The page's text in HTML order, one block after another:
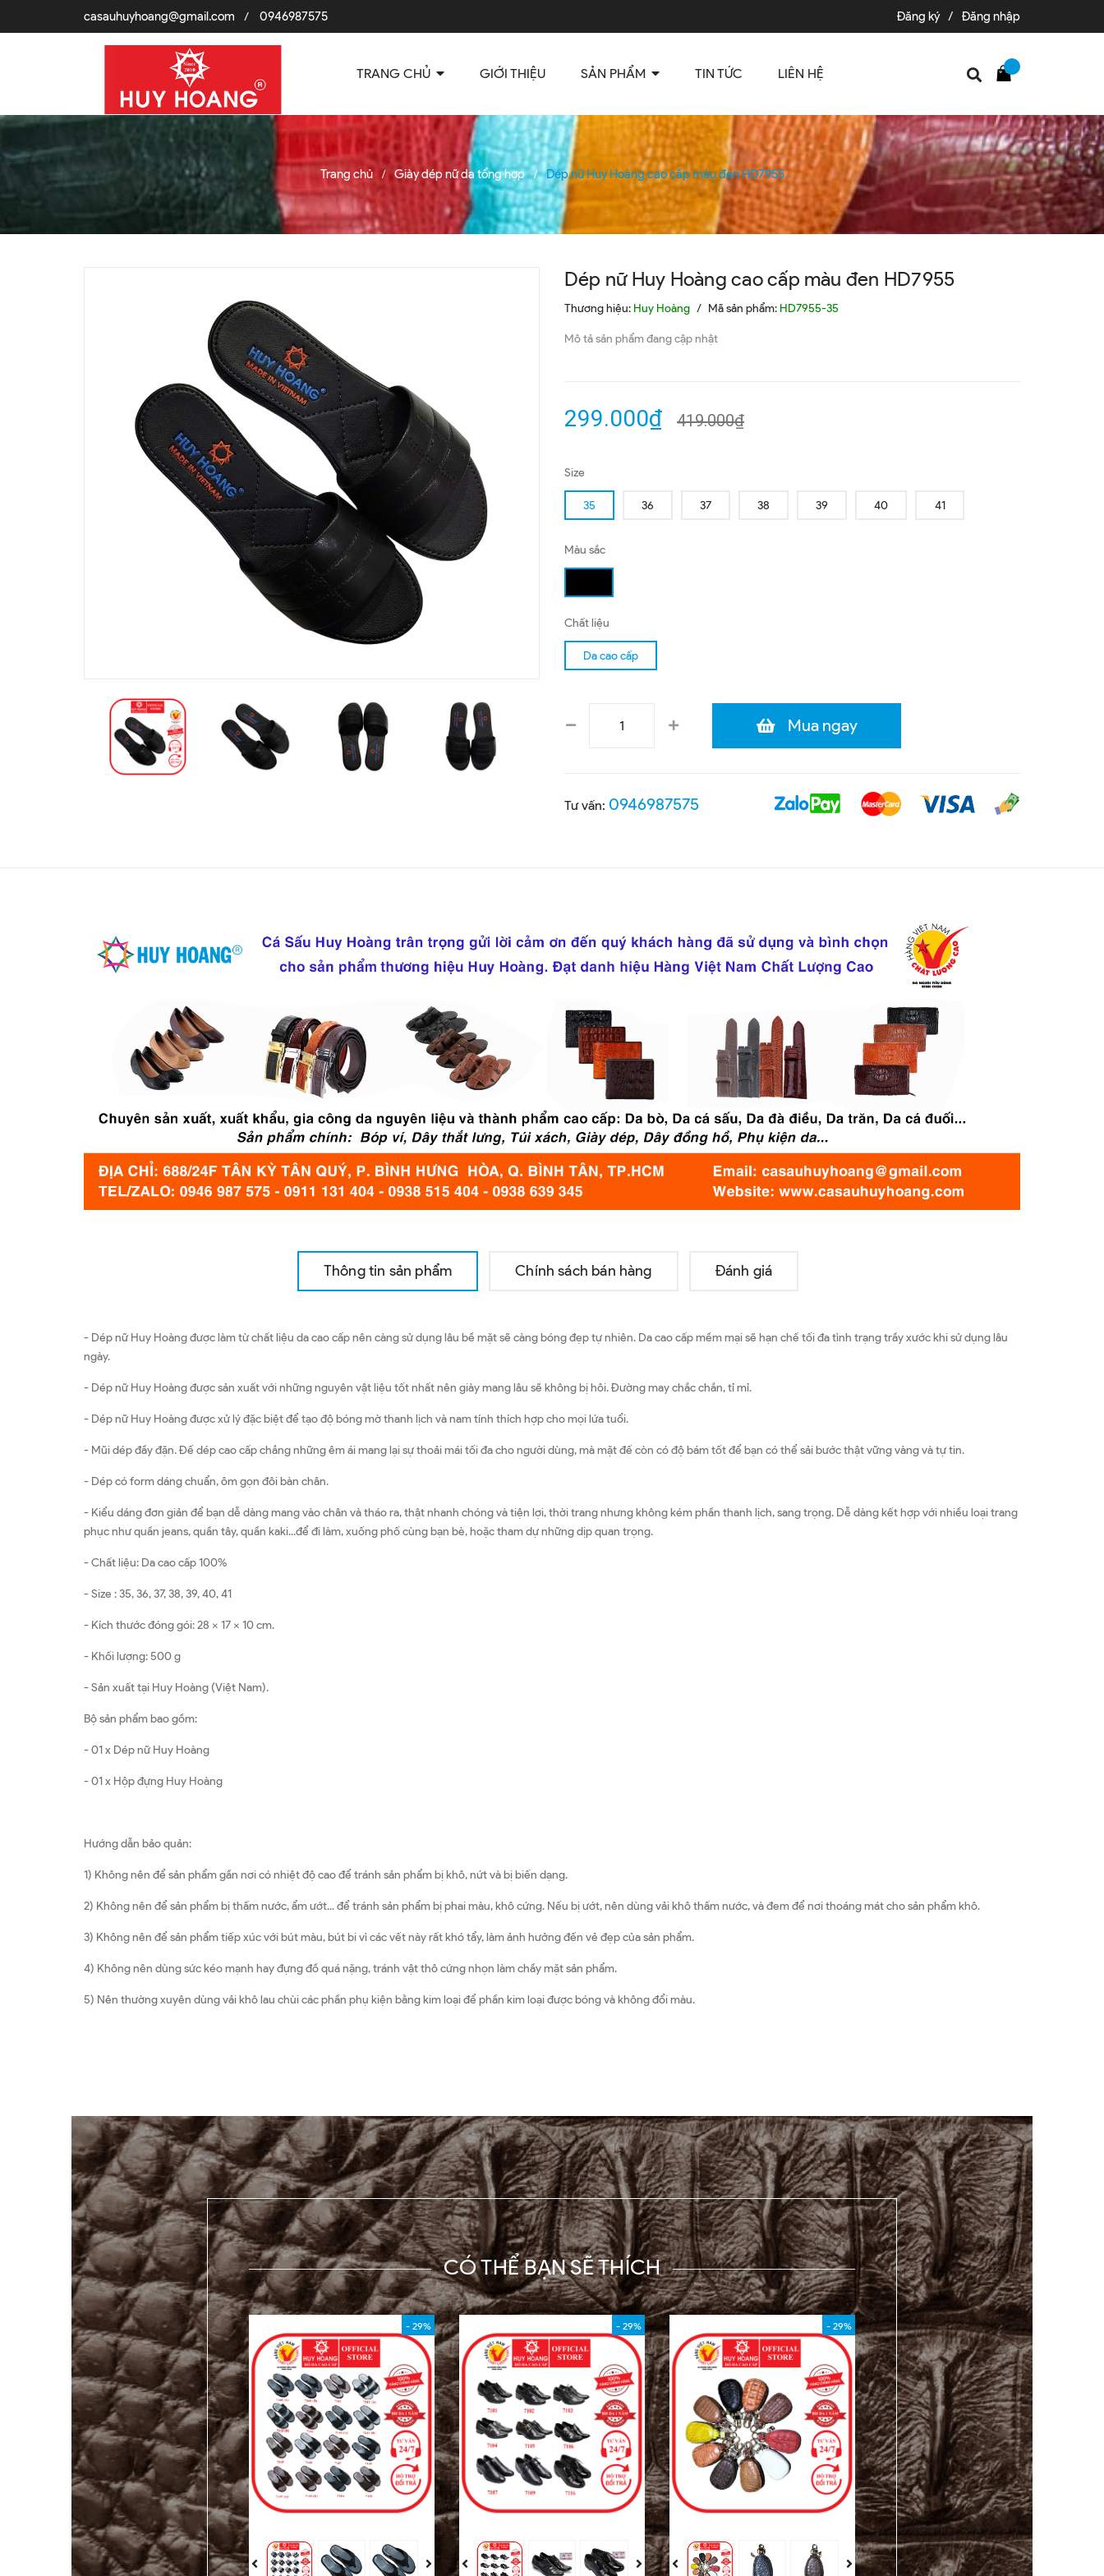
casauhuyhoang@gmail.com / 0946987575 Đăng ký / Đăng nhập
TRANG CHỦ GIỚI THIỆU SẢN PHẨM TIN TỨC LIÊN HỆ
Trang chủ / Giày dép nữ da tổng hợp / Dép nữ Huy Hoàng cao cấp màu đen HD7955
Dép nữ Huy Hoàng cao cấp màu đen HD7955
Thương hiệu: Huy Hoàng / Mã sản phẩm: HD7955-35
Mô tả sản phẩm đang cập nhật
299.000₫ 419.000₫
Size
35 36 37 38 39 40 41
Màu sắc
Chất liệu
Da cao cấp
Mua ngay
Tư vấn: 0946987575
Thông tin sản phẩm Chính sách bán hàng Đánh giá
- Dép nữ Huy Hoàng được làm từ chất liệu da cao cấp nên càng sử dụng lâu bề mặt sẽ càng bóng đẹp tự nhiên. Da cao cấp mềm mại sẽ hạn chế tối đa tình trạng trầy xước khi sử dụng lâu
ngày.
- Dép nữ Huy Hoàng được sản xuất với những nguyên vật liệu tốt nhất nên giày mang lâu sẽ không bị hôi. Đường may chắc chắn, tỉ mỉ.
- Dép nữ Huy Hoàng được xử lý đặc biệt để tạo độ bóng mờ thanh lịch và nam tính thích hợp cho mọi lứa tuổi.
- Mũi dép đầy đặn. Đế dép cao cấp chẳng những êm ái mang lại sự thoải mái tối đa cho người dùng, mà mặt đế còn có độ bám tốt để bạn có thể sải bước thật vững vàng và tự tin.
- Dép có form dáng chuẩn, ôm gọn đôi bàn chân.
- Kiểu dáng đơn giản để bạn dễ dàng mang vào chân và tháo ra, thật nhanh chóng và tiện lợi, thời trang nhưng không kém phần thanh lịch, sang trọng. Dễ dàng kết hợp với nhiều loại trang
phục như quần jeans, quần tây, quần kaki...để đi làm, xuống phố cùng bạn bè, hoặc tham dự những dịp quan trọng.
- Chất liệu: Da cao cấp 100%
- Size : 35, 36, 37, 38, 39, 40, 41
- Kích thước đóng gói: 28 x 17 x 10 cm.
- Khối lượng: 500 g
- Sản xuất tại Huy Hoàng (Việt Nam).
Bộ sản phẩm bao gồm:
- 01 x Dép nữ Huy Hoàng
- 01 x Hộp đựng Huy Hoàng
Hướng dẫn bảo quản:
1) Không nên để sản phẩm gần nơi có nhiệt độ cao để tránh sản phẩm bị khô, nứt và bị biến dạng.
2) Không nên để sản phẩm bị thấm nước, ẩm ướt... để tránh sản phẩm bị phai màu, khô cứng. Nếu bị ướt, nên dùng vải khô thấm nước, và đem để nơi thoáng mát cho sản phẩm khô.
3) Không nên để sản phẩm tiếp xúc với bút màu, bút bi vì các vết này rất khó tẩy, làm ảnh hưởng đến vẻ đẹp của sản phẩm.
4) Không nên dùng sức kéo mạnh hay đựng đồ quá nặng, tránh vật thô cứng nhọn làm chầy mặt sản phẩm.
5) Nên thường xuyên dùng vải khô lau chùi các phần phụ kiện bằng kim loại để phần kim loại được bóng và không đổi màu.
CÓ THỂ BẠN SẼ THÍCH
- 29% - 29% - 29%